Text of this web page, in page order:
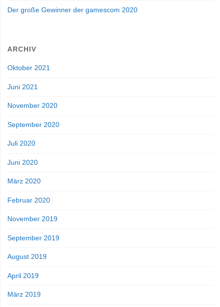
Der große Gewinner der gamescom 2020
ARCHIV
Oktober 2021
Juni 2021
November 2020
September 2020
Juli 2020
Juni 2020
März 2020
Februar 2020
November 2019
September 2019
August 2019
April 2019
März 2019